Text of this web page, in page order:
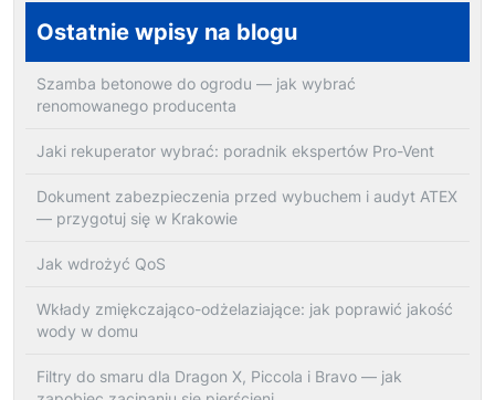
Ostatnie wpisy na blogu
Szamba betonowe do ogrodu — jak wybrać
renomowanego producenta
Jaki rekuperator wybrać: poradnik ekspertów Pro-Vent
Dokument zabezpieczenia przed wybuchem i audyt ATEX
— przygotuj się w Krakowie
Jak wdrożyć QoS
Wkłady zmiękczająco-odżelaziające: jak poprawić jakość
wody w domu
Filtry do smaru dla Dragon X, Piccola i Bravo — jak